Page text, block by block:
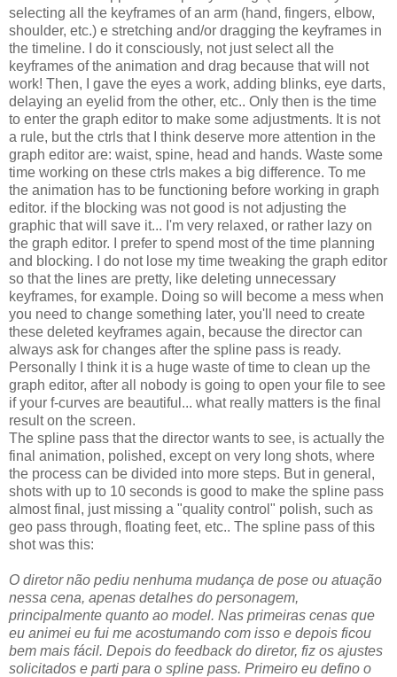
selecting all the keyframes of an arm (hand, fingers, elbow,
shoulder, etc.) e stretching and/or dragging the keyframes in
the timeline. I do it consciously, not just select all the
keyframes of the animation and drag because that will not
work! Then, I gave the eyes a work, adding blinks, eye darts,
delaying an eyelid from the other, etc.. Only then is the time
to enter the graph editor to make some adjustments. It is not
a rule, but the ctrls that I think deserve more attention in the
graph editor are: waist, spine, head and hands. Waste some
time working on these ctrls makes a big difference. To me
the animation has to be functioning before working in graph
editor. if the blocking was not good is not adjusting the
graphic that will save it... I'm very relaxed, or rather lazy on
the graph editor. I prefer to spend most of the time planning
and blocking. I do not lose my time tweaking the graph editor
so that the lines are pretty, like deleting unnecessary
keyframes, for example. Doing so will become a mess when
you need to change something later, you'll need to create
these deleted keyframes again, because the director can
always ask for changes after the spline pass is ready.
Personally I think it is a huge waste of time to clean up the
graph editor, after all nobody is going to open your file to see
if your f-curves are beautiful... what really matters is the final
result on the screen.
The spline pass that the director wants to see, is actually the
final animation, polished, except on very long shots, where
the process can be divided into more steps. But in general,
shots with up to 10 seconds is good to make the spline pass
almost final, just missing a "quality control" polish, such as
geo pass through, floating feet, etc.. The spline pass of this
shot was this:
O diretor não pediu nenhuma mudança de pose ou atuação
nessa cena, apenas detalhes do personagem,
principalmente quanto ao model. Nas primeiras cenas que
eu animei eu fui me acostumando com isso e depois ficou
bem mais fácil. Depois do feedback do diretor, fiz os ajustes
solicitados e parti para o spline pass. Primeiro eu defino o